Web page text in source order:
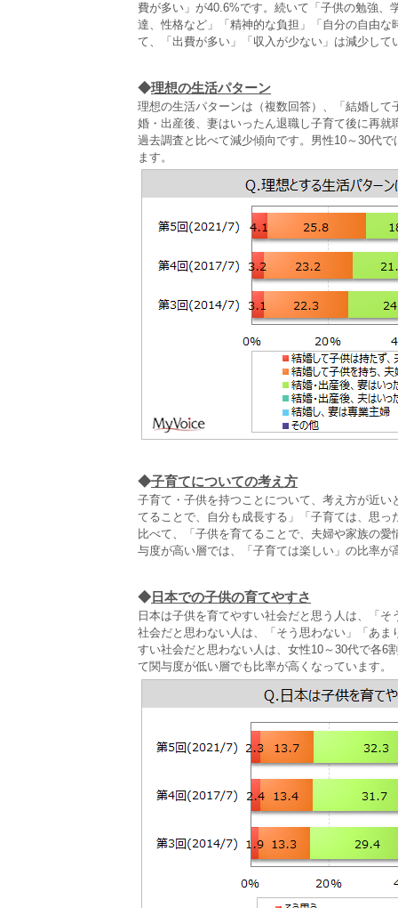
費が多い」が40.6%です。続いて「子供の勉強
達、性格など」「精神的な負担」「自分の自由
て、「出費が多い」「収入が少ない」は減少して
◆理想の生活パターン
理想の生活パターンは（複数回答）、「結婚し
婚・出産後、妻はいったん退職し子育て後に再
過去調査と比べて減少傾向です。男性10～30代
ます。
◆子育てについての考え方
子育て・子供を持つことについて、考え方が近
てることで、自分も成長する」「子育ては、思
比べて、「子供を育てることで、夫婦や家族の
与度が高い層では、「子育ては楽しい」の比率が
◆ 日本での子供の育てやすさ
日本は子供を育てやすい社会だと思う人は、「
社会だと思わない人は、「そう思わない」「あ
すい社会だと思わない人は、女性10～30代で各6
て関与度が低い層でも比率が高くなっています。